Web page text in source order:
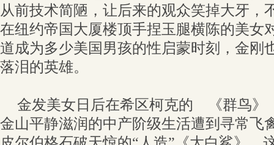
从前技术简陋，让后来的观众笑掉大牙，
在纽约帝国大厦楼顶手捏玉腿横陈的美女
道成为多少美国男孩的性启蒙时刻，金刚
落泪的英雄。
金发美女日后在希区柯克的 《群鸟
金山平静滋润的中产阶级生活遭到寻常飞